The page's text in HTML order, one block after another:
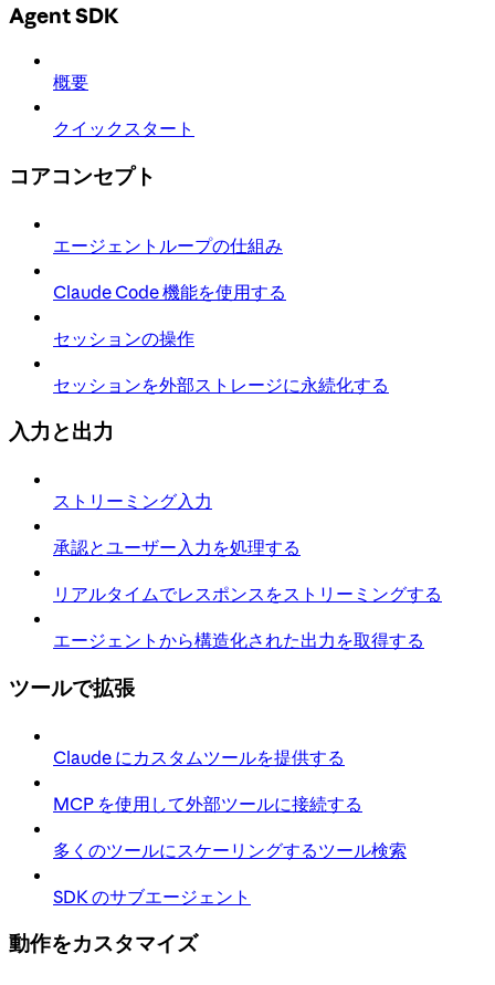
Agent SDK
概要
クイックスタート
コアコンセプト
エージェントループの仕組み
Claude Code 機能を使用する
セッションの操作
セッションを外部ストレージに永続化する
入力と出力
ストリーミング入力
承認とユーザー入力を処理する
リアルタイムでレスポンスをストリーミングする
エージェントから構造化された出力を取得する
ツールで拡張
Claude にカスタムツールを提供する
MCP を使用して外部ツールに接続する
多くのツールにスケーリングするツール検索
SDK のサブエージェント
動作をカスタマイズ